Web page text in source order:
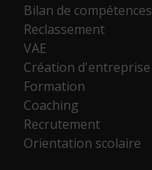
Bilan de compétences
Reclassement
VAE
Création d'entreprise
Formation
Coaching
Recrutement
Orientation scolaire